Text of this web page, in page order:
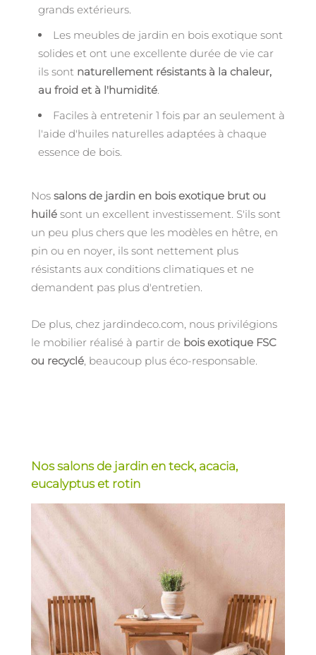
grands extérieurs.
Les meubles de jardin en bois exotique sont
solides et ont une excellente durée de vie car
ils sont naturellement résistants à la chaleur,
au froid et à l'humidité.
Faciles à entretenir 1 fois par an seulement à
l'aide d'huiles naturelles adaptées à chaque
essence de bois.
Nos salons de jardin en bois exotique brut ou
huilé sont un excellent investissement. S'ils sont
un peu plus chers que les modèles en hêtre, en
pin ou en noyer, ils sont nettement plus
résistants aux conditions climatiques et ne
demandent pas plus d'entretien.
De plus, chez jardindeco.com, nous privilégions
le mobilier réalisé à partir de bois exotique FSC
ou recyclé, beaucoup plus éco-responsable.
Nos salons de jardin en teck, acacia,
eucalyptus et rotin